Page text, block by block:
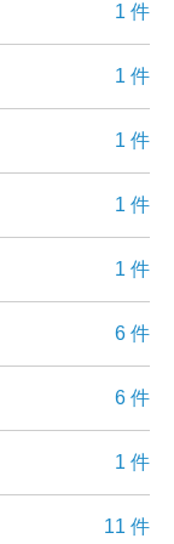
1 件
1 件
1 件
1 件
1 件
6 件
6 件
1 件
11 件